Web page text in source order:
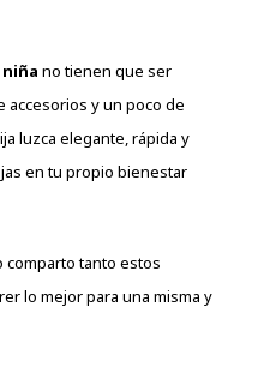
no tienen que ser
accesorios y un poco de
luzca elegante, rápida y
en tu propio bienestar
comparto tanto estos
lo mejor para una misma y